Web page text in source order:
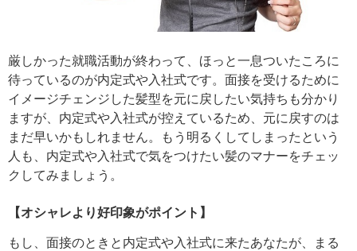
厳しかった就職活動が終わって、ほっと一息ついたころに
待っているのが内定式や入社式です。面接を受けるために
イメージチェンジした髪型を元に戻したい気持ちも分かり
ますが、内定式や入社式が控えているため、元に戻すのは
まだ早いかもしれません。もう明るくしてしまったという
人も、内定式や入社式で気をつけたい髪のマナーをチェッ
クしてみましょう。
【オシャレより好印象がポイント】
もし、面接のときと内定式や入社式に来たあなたが、まる